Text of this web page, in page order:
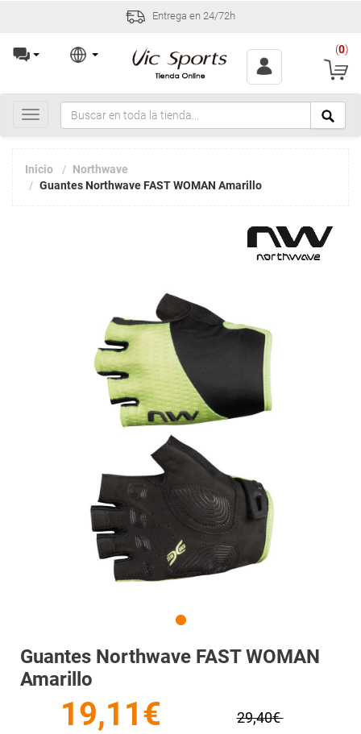
Entrega en 24/72h
(0)
Toggle
navigation
Inicio
Northwave
Guantes Northwave FAST WOMAN Amarillo
Guantes Northwave FAST WOMAN
Amarillo
19,11€
29,40€